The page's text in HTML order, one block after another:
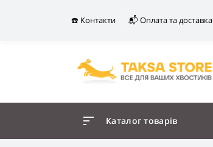
☎️ Контакти 📬 Оплата та доставка
Каталог товарів